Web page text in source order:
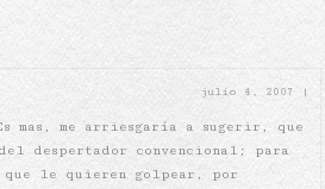
julio 4, 2007 |
me arriesgaría a sugerir, que
despertador convencional; para
que le quieren golpear, por